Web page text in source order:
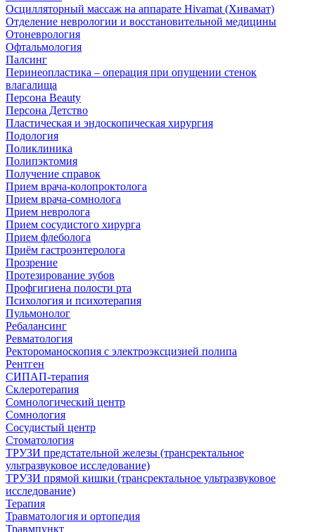
Осцилляторный массаж на аппарате Hivamat (Хивамат)
Отделение неврологии и восстановительной медицины
Отоневрология
Офтальмология
Палсинг
Перинеопластика – операция при опущении стенок
влагалища
Персона Beauty
Персона Детство
Пластическая и эндоскопическая хирургия
Подология
Поликлиника
Полипэктомия
Получение справок
Прием врача-колопроктолога
Прием врача-сомнолога
Прием невролога
Прием сосудистого хирурга
Прием флеболога
Приём гастроэнтеролога
Прозрение
Протезирование зубов
Профгигиена полости рта
Психология и психотерапия
Пульмонолог
Ребалансинг
Ревматология
Ректороманоскопия с электроэксцизией полипа
Рентген
СИПАП-терапия
Склеротерапия
Сомнологический центр
Сомнология
Сосудистый центр
Стоматология
ТРУЗИ предстательной железы (трансректальное
ультразвуковое исследование)
ТРУЗИ прямой кишки (трансректальное ультразвуковое
исследование)
Терапия
Травматология и ортопедия
Травмпункт